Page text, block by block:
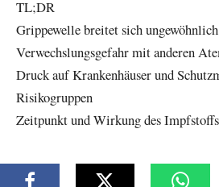
TL;DR
Grippewelle breitet sich
Verwechslungsgefahr mit anderen
Druck auf Krankenhäuser und
Risikogruppen
Zeitpunkt und Wirkung des